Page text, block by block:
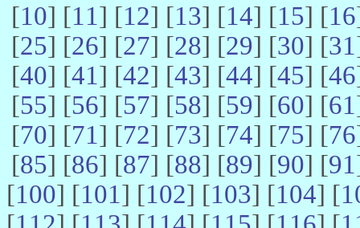
[10] [11] [12] [13] [14] [15] [16
[25] [26] [27] [28] [29] [30] [31
[40] [41] [42] [43] [44] [45] [46
[55] [56] [57] [58] [59] [60] [61
[70] [71] [72] [73] [74] [75] [76
[85] [86] [87] [88] [89] [90] [91
[100] [101] [102] [103] [104] [